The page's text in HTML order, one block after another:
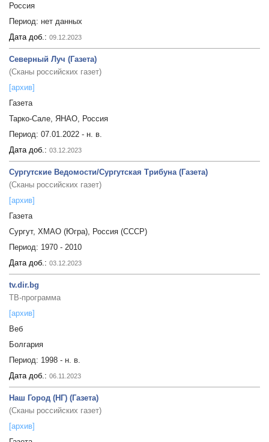
Россия
Период: нет данных
Дата доб.: 09.12.2023
Северный Луч (Газета)
(Сканы российских газет)
[архив]
Газета
Тарко-Сале, ЯНАО, Россия
Период: 07.01.2022 - н. в.
Дата доб.: 03.12.2023
Сургутские Ведомости/Сургутская Трибуна (Газета)
(Сканы российских газет)
[архив]
Газета
Сургут, ХМАО (Югра), Россия (СССР)
Период: 1970 - 2010
Дата доб.: 03.12.2023
tv.dir.bg
ТВ-программа
[архив]
Веб
Болгария
Период: 1998 - н. в.
Дата доб.: 06.11.2023
Наш Город (НГ) (Газета)
(Сканы российских газет)
[архив]